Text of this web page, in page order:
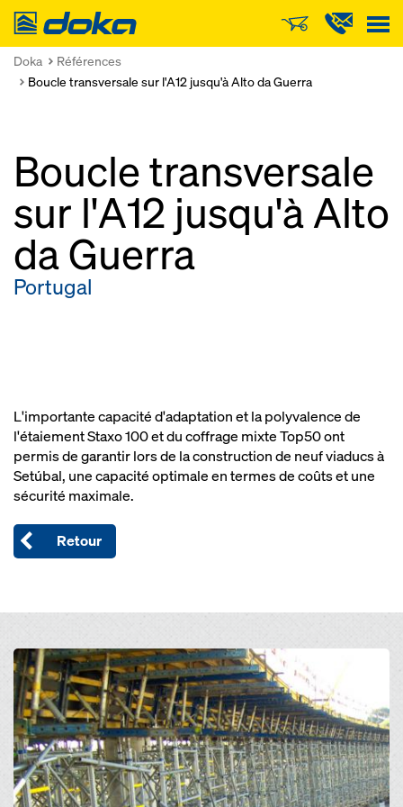
Doka
Doka
Références
Boucle transversale sur l'A12 jusqu'à Alto da Guerra
Boucle transversale
sur l'A12 jusqu'à Alto
da Guerra
Portugal
L'importante capacité d'adaptation et la polyvalence de
l'étaiement Staxo 100 et du coffrage mixte Top50 ont
permis de garantir lors de la construction de neuf viaducs à
Setúbal, une capacité optimale en termes de coûts et une
sécurité maximale.
Retour
Open